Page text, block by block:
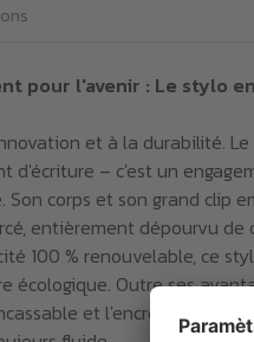
pour l'avenir : Le stylo
et à la durabilité. Le
d'écriture – c'est un
Son corps et son grand clip
entièrement dépourvu de
100 % renouvelable, ce
écologique. Outre ses
et l'encre longue